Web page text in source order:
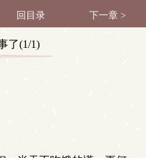
回目录 下一章 >
了(1/1)